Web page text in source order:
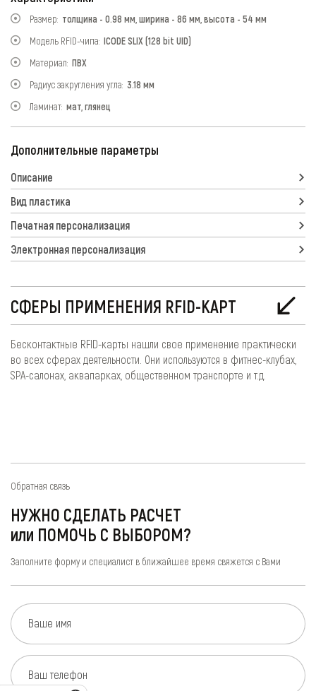
Размер: толщина - 0.98 мм, ширина - 86 мм, высота - 54 мм
Модель RFID-чипа: ICODE SLIX (128 bit UID)
Материал: ПВХ
Радиус закругления угла: 3.18 мм
Ламинат: мат, глянец
Дополнительные параметры
Описание
Вид пластика
Печатная персонализация
Электронная персонализация
СФЕРЫ ПРИМЕНЕНИЯ RFID-КАРТ
Бесконтактные RFID-карты нашли свое применение практически
во всех сферах деятельности. Они используются в фитнес-клубах,
SPA-салонах, аквапарках, общественном транспорте и т.д.
Обратная связь
НУЖНО СДЕЛАТЬ РАСЧЕТ
или ПОМОЧЬ С ВЫБОРОМ?
Заполните форму и специалист в ближайшее время свяжется с Вами
Ваше имя
Ваш телефон